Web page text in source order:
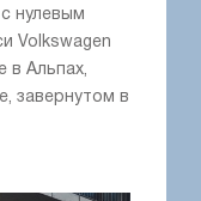
нулевым
Volkswagen
в Альпах,
завернутом в